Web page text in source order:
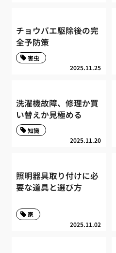
チョウバエ駆除後の完
全予防策
2025.11.25
害虫
洗濯機故障、修理か買
い替えか見極める
2025.11.20
知識
照明器具取り付けに必
要な道具と選び方
2025.11.02
家